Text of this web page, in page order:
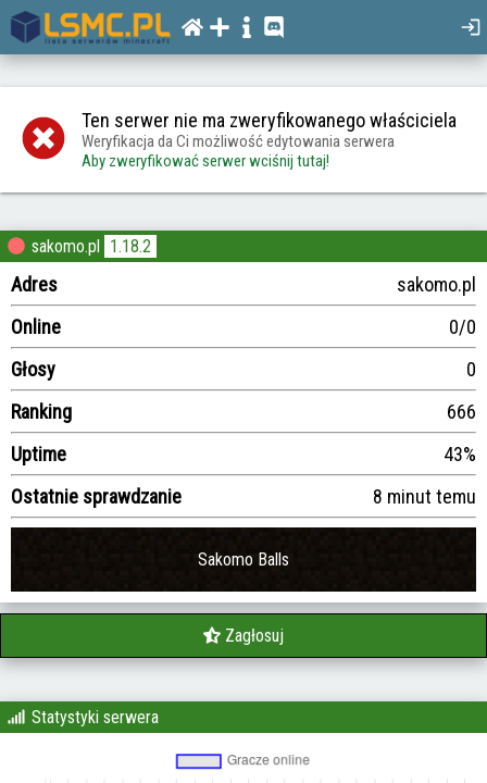
Ten serwer nie ma zweryfikowanego właściciela
Weryfikacja da Ci możliwość edytowania serwera
Aby zweryfikować serwer wciśnij tutaj!
sakomo.pl 1.18.2
Adres
sakomo.pl
Online
0/0
Głosy
0
Ranking
666
Uptime
43%
Ostatnie sprawdzanie
8 minut temu
Sakomo Balls
Zagłosuj
Statystyki serwera